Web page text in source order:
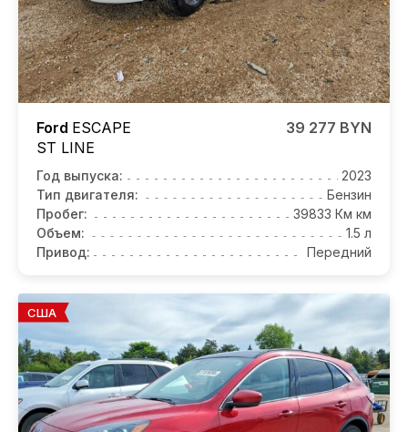
Ford ESCAPE
ST LINE
39 277 BYN
Год выпуска:
2023
Тип двигателя:
Бензин
Пробег:
39833 Км км
Объем:
1.5 л
Привод:
Передний
США